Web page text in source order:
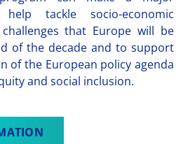
tackle socio-economic
that Europe will be
of the decade and to support
of the European policy agenda
and social inclusion.